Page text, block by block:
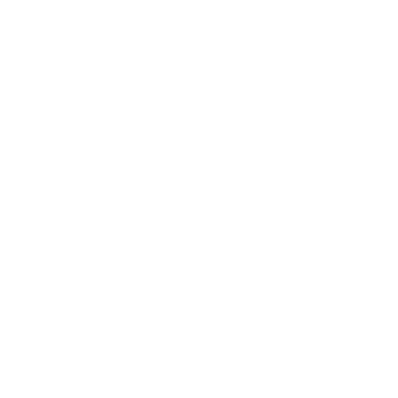
tříkolka odrážedlo, balanční kolo a
tyče). Je ideální pro děti